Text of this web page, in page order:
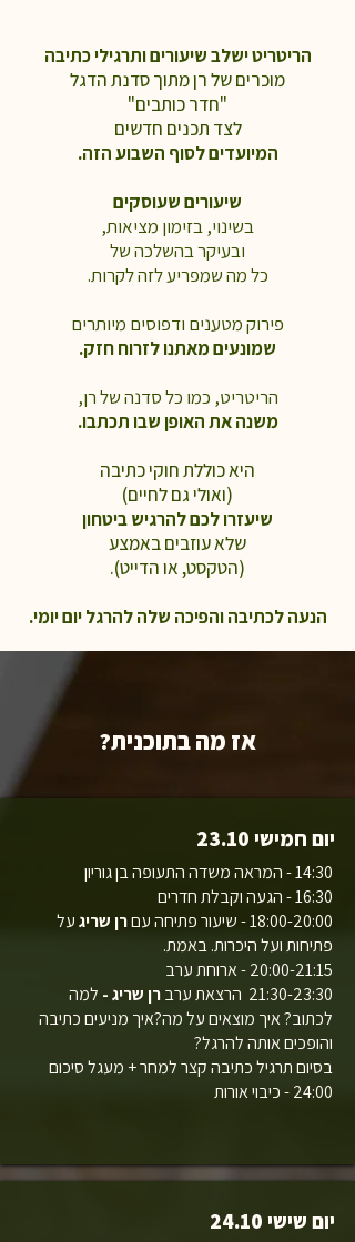
הריטריט ישלב שיעורים ותרגילי כתיבה
מוכרים של רןמתוך סדנת הדגל
"חדר כותבים"
לצד תכנים חדשים
המיועדים לסוף השבוע הזה.
שיעורים שעוסקים
בשינוי, בזימון מציאות,
ובעיקר בהשלכה של
כל מה שמפריע לזה לקרות.
פירוק מטענים ודפוסים מיותרים
שמונעים מאתנו לזרוח חזק.
הריטריט, כמו כל סדנה של רן,
משנה את האופן שבו תכתבו.
היא כוללת חוקי כתיבה
(ואולי גם לחיים)
שיעזרו לכם להרגיש ביטחון
שלא עוזביםבאמצע
(הטקסט, או הדייט).
הנעה לכתיבה והפיכה שלה להרגל יום יומי.
אז מה בתוכנית?
יום חמישי 23.10
14:30 - המראה משדה התעופה בן גוריון
16:30 - הגעה וקבלת חדרים
18:00-20:00 - שיעור פתיחה עם
רן שריגעל
פתיחות ועל היכרות. באמת.
20:00-21:15 - ארוחת ערב
21:30-23:30 הרצאת ערב
רן שריג - למה
לכתוב? איך מוצאים על מה?איך מניעים כתיבה
והופכים אותה להרגל?
בסיום תרגיל כתיבה קצר למחר + מעגל סיכום
24:00 - כיבוי אורות
יום שישי 24.10